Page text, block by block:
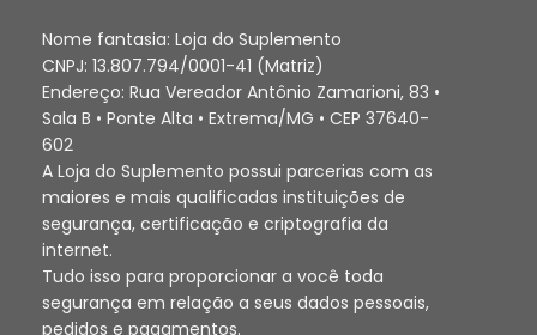
Nome fantasia: Loja do Suplemento
CNPJ: 13.807.794/0001-41 (Matriz)
Endereço: Rua Vereador Antônio Zamarioni, 83 •
Sala B • Ponte Alta • Extrema/MG • CEP 37640-
602
A Loja do Suplemento possui parcerias com as
maiores e mais qualificadas instituições de
segurança, certificação e criptografia da
internet.
Tudo isso para proporcionar a você toda
segurança em relação a seus dados pessoais,
pedidos e pagamentos.